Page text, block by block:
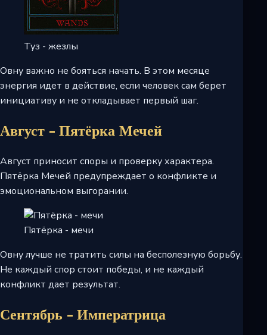
Туз - жезлы
Овну важно не бояться начать. В этом месяце
энергия идет в действие, если человек сам берет
инициативу и не откладывает первый шаг.
Август - Пятёрка Мечей
Август приносит споры и проверку характера.
Пятёрка Мечей предупреждает о конфликте и
эмоциональном выгорании.
Пятёрка - мечи
Овну лучше не тратить силы на бесполезную борьбу.
Не каждый спор стоит победы, и не каждый
конфликт дает результат.
Сентябрь - Императрица